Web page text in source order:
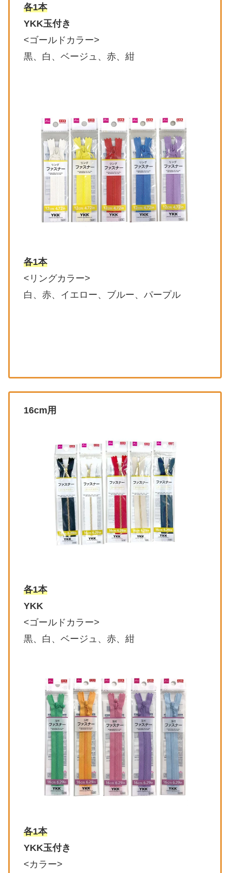
各1本
YKK玉付き
<ゴールドカラー>
黒、白、ベージュ、赤、紺
各1本
<リングカラー>
白、赤、イエロー、ブルー、パープル
16cm用
各1本
YKK
<ゴールドカラー>
黒、白、ベージュ、赤、紺
各1本
YKK玉付き
<カラー>